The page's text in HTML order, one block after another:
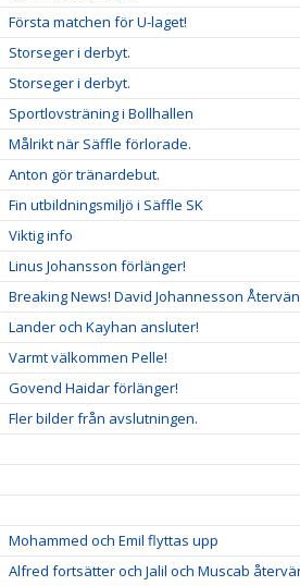
Första matchen för U-laget!
Storseger i derbyt.
Storseger i derbyt.
Sportlovsträning i Bollhallen
Målrikt när Säffle förlorade.
Anton gör tränardebut.
Fin utbildningsmiljö i Säffle SK
Viktig info
Linus Johansson förlänger!
Breaking News! David Johannesson
Lander och Kayhan ansluter!
Varmt välkommen Pelle!
Govend Haidar förlänger!
Fler bilder från avslutningen.
Mohammed och Emil flyttas upp
Alfred fortsätter och Jalil och Muscab